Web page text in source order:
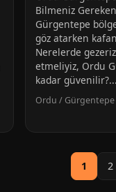
Bilmeniz
Gürgentepe
göz atarken
Nerelerde
etmeliyiz, Ordu
kadar güvenilir?...
Ordu / Gürgentepe
1 2